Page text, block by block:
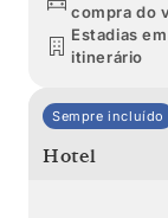
compra do
Estadias
itinerário
Sempre incluído
Hotel